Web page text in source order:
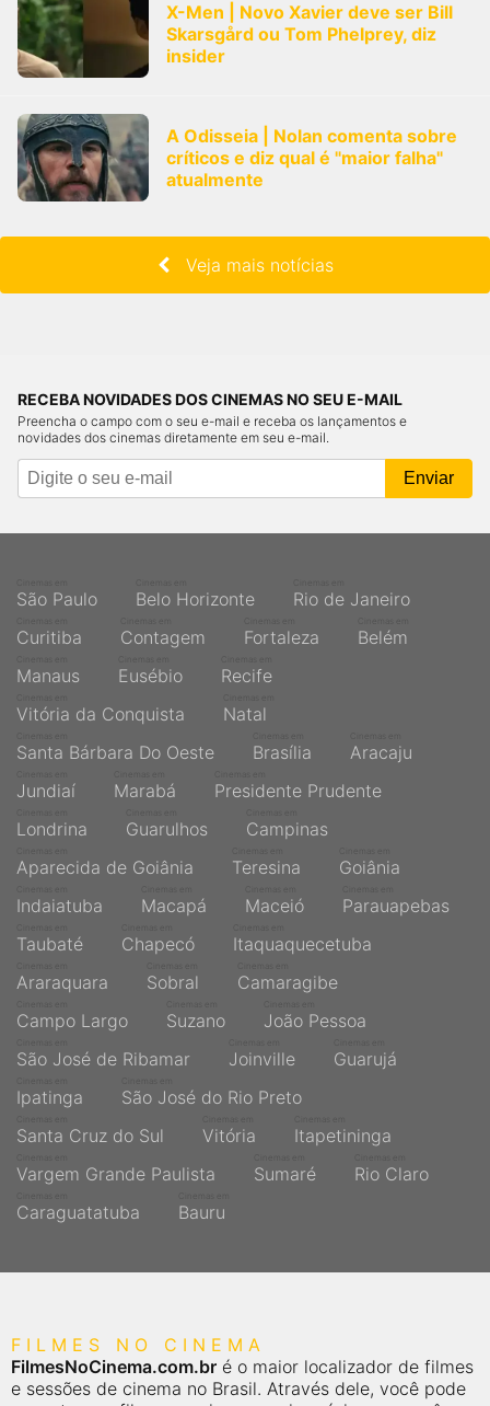
X-Men | Novo Xavier deve ser Bill
Skarsgård ou Tom Phelprey, diz
insider
A Odisseia | Nolan comenta sobre
críticos e diz qual é "maior falha"
atualmente
Veja mais notícias
RECEBA NOVIDADES DOS CINEMAS NO SEU E-MAIL
Preencha o campo com o seu e-mail e receba os lançamentos e
novidades dos cinemas diretamente em seu e-mail.
São Paulo Belo Horizonte Rio de Janeiro
Curitiba Contagem Fortaleza Belém
Manaus Eusébio Recife
Vitória da Conquista Natal
Santa Bárbara Do Oeste Brasília Aracaju
Jundiaí Marabá Presidente Prudente
Londrina Guarulhos Campinas
Aparecida de Goiânia Teresina Goiânia
Indaiatuba Macapá Maceió Parauapebas
Taubaté Chapecó Itaquaquecetuba
Araraquara Sobral Camaragibe
Campo Largo Suzano João Pessoa
São José de Ribamar Joinville Guarujá
Ipatinga São José do Rio Preto
Santa Cruz do Sul Vitória Itapetininga
Vargem Grande Paulista Sumaré Rio Claro
Caraguatatuba Bauru
FILMES NO CINEMA
FilmesNoCinema.com.br é o maior localizador de filmes
e sessões de cinema no Brasil. Através dele, você pode